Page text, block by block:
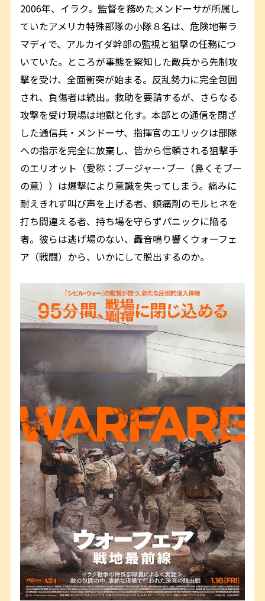
2006年、イラク。監督を務めたメンドーサが所属し
ていたアメリカ特殊部隊の小隊８名は、危険地帯ラ
マディで、アルカイダ幹部の監視と狙撃の任務につ
いていた。ところが事態を察知した敵兵から先制攻
撃を受け、全面衝突が始まる。反乱勢力に完全包囲
され、負傷者は続出。救助を要請するが、さらなる
攻撃を受け現場は地獄と化す。本部との通信を閉ざ
した通信兵・メンドーサ、指揮官のエリックは部隊
への指示を完全に放棄し、皆から信頼される狙撃手
のエリオット（愛称：ブージャー･ブー（鼻くそブー
の意））は爆撃により意識を失ってしまう。痛みに
耐えきれず叫び声を上げる者、鎮痛剤のモルヒネを
打ち間違える者、持ち場を守らずパニックに陥る
者。彼らは逃げ場のない、轟音鳴り響くウォーフェ
ア（戦闘）から、いかにして脱出するのか。